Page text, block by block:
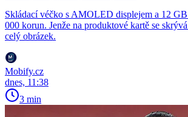
Skládací véčko s AMOLED displejem a 12
000 korun. Jenže na produktové kartě se
celý obrázek.
Mobify.cz
dnes, 11:38
3 min